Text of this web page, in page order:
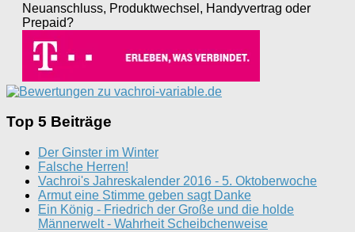
Neuanschluss, Produktwechsel, Handyvertrag oder
Prepaid?
Top 5 Beiträge
Der Ginster im Winter
Falsche Herren!
Vachroi's Jahreskalender 2016 - 5. Oktoberwoche
Armut eine Stimme geben sagt Danke
Ein König - Friedrich der Große und die holde
Männerwelt - Wahrheit Scheibchenweise